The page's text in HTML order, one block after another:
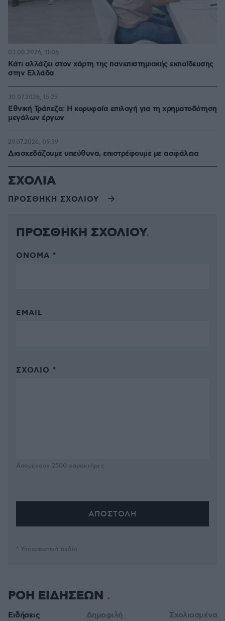
Κάτι αλλάζει στον χάρτη της πανεπιστημιακής εκπαίδευσης
στην Ελλάδα
03.08.2026, 11:06
Εθνική Τράπεζα: Η κορυφαία επιλογή για τη χρηματοδότηση
μεγάλων έργων
30.07.2026, 15:25
Διασκεδάζουμε υπεύθυνα, επιστρέφουμε με ασφάλεια
29.07.2026, 09:39
ΣΧΟΛΙΑ
ΠΡΟΣΘΗΚΗ ΣΧΟΛΙΟΥ
ΠΡΟΣΘΗΚΗ ΣΧΟΛΙΟΥ
ΌΝΟΜΑ *
EMAIL
ΣΧΌΛΙΟ *
Απομένουν 2500 χαρακτήρες
* Υποχρεωτικά πεδία
ΡΟΗ ΕΙΔΗΣΕΩΝ
Ειδήσεις Δημοφιλή Σχολιασμένα